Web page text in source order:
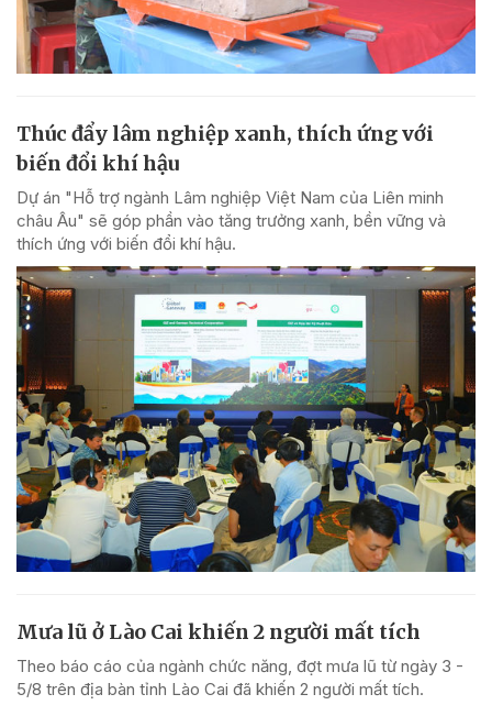
Thúc đẩy lâm nghiệp xanh, thích ứng với
biến đổi khí hậu
Dự án "Hỗ trợ ngành Lâm nghiệp Việt Nam của Liên minh
châu Âu" sẽ góp phần vào tăng trưởng xanh, bền vững và
thích ứng với biến đổi khí hậu.
Mưa lũ ở Lào Cai khiến 2 người mất tích
Theo báo cáo của ngành chức năng, đợt mưa lũ từ ngày 3 -
5/8 trên địa bàn tỉnh Lào Cai đã khiến 2 người mất tích.